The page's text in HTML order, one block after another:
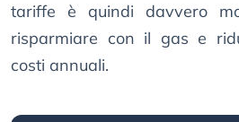
tariffe è quindi davvero
risparmiare con il gas e
costi annuali.